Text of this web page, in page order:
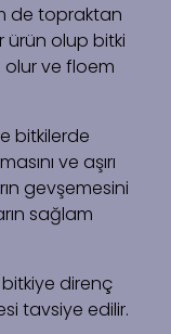
de topraktan
ürün olup bitki
olur ve floem
bitkilerde
ve aşırı
gevşemesini
sağlam
direnç
tavsiye edilir.